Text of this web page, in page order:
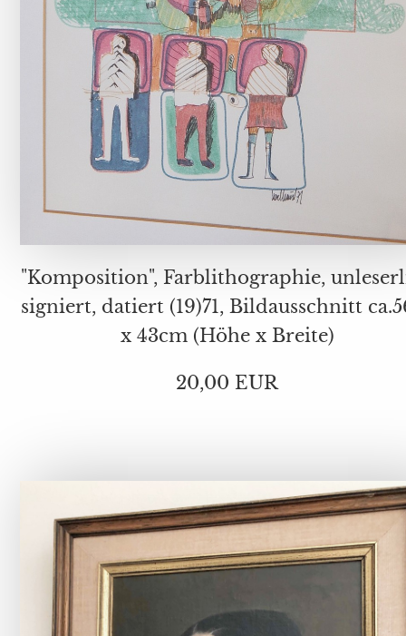
"Komposition", Farblithographie,
signiert, datiert (19)71, Bildausschnitt
x 43cm (Höhe x Breite)
20,00 EUR